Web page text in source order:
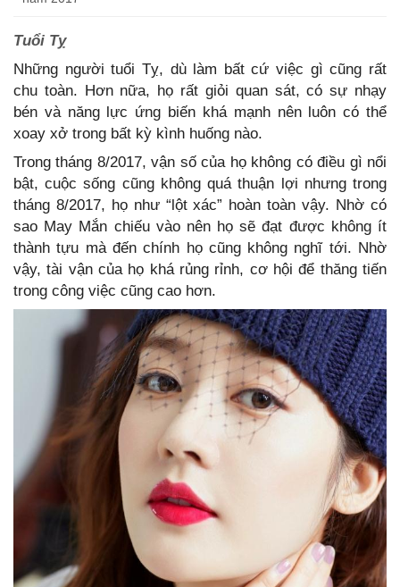
Tuổi Tỵ
Những người tuổi Tỵ, dù làm bất cứ việc gì cũng rất
chu toàn. Hơn nữa, họ rất giỏi quan sát, có sự nhạy
bén và năng lực ứng biến khá mạnh nên luôn có thể
xoay xở trong bất kỳ kình huống nào.
Trong tháng 8/2017, vận số của họ không có điều gì nổi
bật, cuộc sống cũng không quá thuận lợi nhưng trong
tháng 8/2017, họ như “lột xác” hoàn toàn vậy. Nhờ có
sao May Mắn chiếu vào nên họ sẽ đạt được không ít
thành tựu mà đến chính họ cũng không nghĩ tới. Nhờ
vậy, tài vận của họ khá rủng rỉnh, cơ hội để thăng tiến
trong công việc cũng cao hơn.